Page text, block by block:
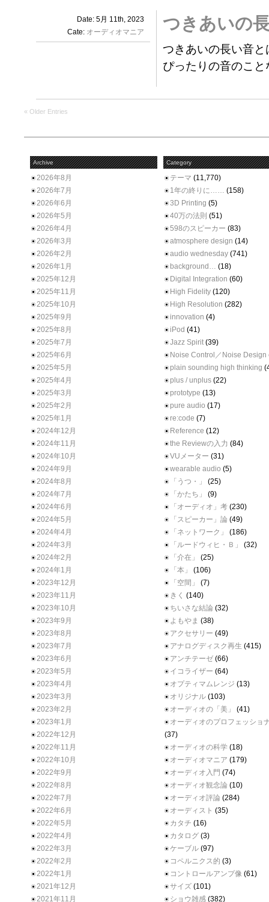
Date: 5月 11th, 2023
Cate: オーディオマニア つきあいの
つきあいの長い音
ぴったりの音のこ
« Older Entries
Archive
2026年8月
2026年7月
2026年6月
2026年5月
2026年4月
2026年3月
2026年2月
2026年1月
2025年12月
2025年11月
2025年10月
2025年9月
2025年8月
2025年7月
2025年6月
2025年5月
2025年4月
2025年3月
2025年2月
2025年1月
2024年12月
2024年11月
2024年10月
2024年9月
2024年8月
2024年7月
2024年6月
2024年5月
2024年4月
2024年3月
2024年2月
2024年1月
2023年12月
2023年11月
2023年10月
2023年9月
2023年8月
2023年7月
2023年6月
2023年5月
2023年4月
2023年3月
2023年2月
2023年1月
2022年12月
2022年11月
2022年10月
2022年9月
2022年8月
2022年7月
2022年6月
2022年5月
2022年4月
2022年3月
2022年2月
2022年1月
2021年12月
2021年11月
Category
テーマ (11,770)
1年の終りに…… (158)
3D Printing (5)
40万の法則 (51)
598のスピーカー (83)
atmosphere design (14)
audio wednesday (741)
background… (18)
Digital Integration (60)
High Fidelity (120)
High Resolution (282)
innovation (4)
iPod (41)
Jazz Spirit (39)
Noise Control／Noise Design
plain sounding high thinking
plus / unplus (22)
prototype (13)
pure audio (17)
re:code (7)
Reference (12)
the Reviewの入力 (84)
VUメーター (31)
wearable audio (5)
「うつ・」
(25)
「かたち」
(9)
「オーディオ」考 (230)
「スピーカー」論 (49)
「ネットワーク」
(186)
「ルードウィヒ・Ｂ」
(32)
「介在」
(25)
「本」
(106)
「空間」
(7)
きく (140)
ちいさな結論 (32)
よもやま (38)
アクセサリー (49)
アナログディスク再生 (415)
アンチテーゼ (66)
イコライザー (64)
オプティマムレンジ (13)
オリジナル (103)
オーディオの「美」
(41)
オーディオのプロフェッショ
(37)
オーディオの科学 (18)
オーディオマニア (179)
オーディオ入門 (74)
オーディオ観念論 (10)
オーディオ評論 (284)
オーディスト (35)
カタチ (16)
カタログ (3)
ケーブル (97)
コペルニクス的 (3)
コントロールアンプ像 (61)
サイズ (101)
ショウ雑感 (382)